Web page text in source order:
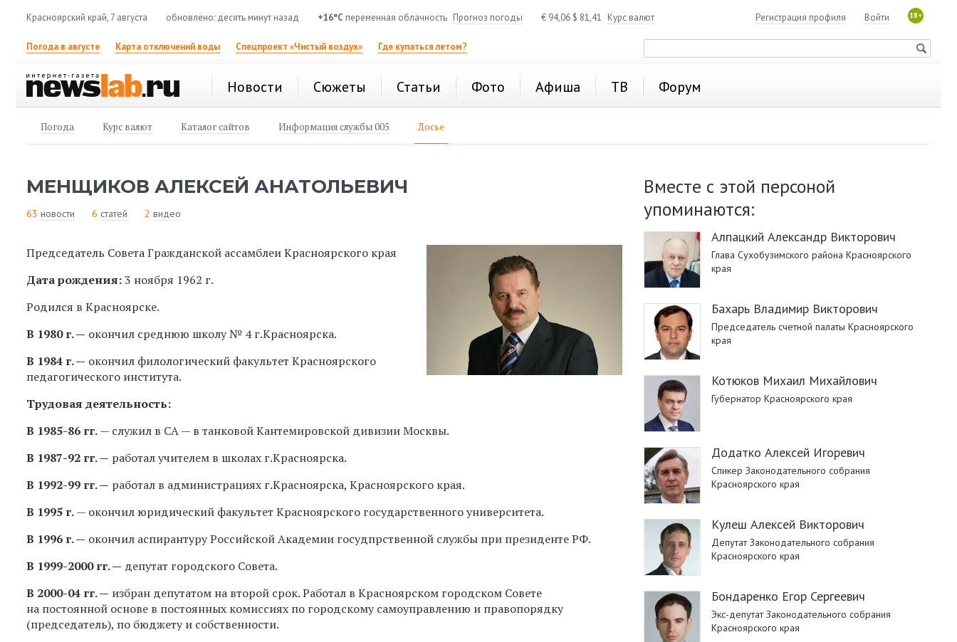
Красноярский край, 7 августа обновлено: десять минут назад +16°C переменная облачность Прогноз погоды € 94,06 $ 81,41 Курс валют 18+
Войти
Регистрация профиля
Погода в августе Карта отключений воды Спецпроект «Чистый воздух» Где купаться летом?
Новости Сюжеты Статьи Фото Афиша ТВ Форум
Погода Курс валют Каталог сайтов Информация службы 005 Досье
МЕНЩИКОВ АЛЕКСЕЙ АНАТОЛЬЕВИЧ
63 новости 6 статей 2 видео
Председатель Совета Гражданской ассамблеи Красноярского края
Дата рождения:3 ноября 1962 г.
Родился в Красноярске.
В 1980 г. — окончил среднюю школу № 4 г.Красноярска.
В 1984 г. — окончил филологический факультет Красноярского
педагогического института.
Трудовая деятельность:
В 1985-86 гг.— служил в СА — в танковой Кантемировской дивизии Москвы.
В 1987-92 гг.— работал учителем в школах г.Красноярска.
В 1992-99 гг.— работал в администрациях г.Красноярска, Красноярского края.
В 1995 г.— окончил юридический факультет Красноярского государственного университета.
В 1996 г. — окончил аспирантуру Российской Академии госудпрственной службы при президенте РФ.
В 1999-2000 гг.— депутат городского Совета.
В 2000-04 гг.— избран депутатом на второй срок. Работал в Красноярском городском Совете
на постоянной основе в постоянных комиссиях по городскому самоуправлению и правопорядку
(председатель), по бюджету и собственности.
Вместе с этой персоной
упоминаются:
Алпацкий Александр Викторович
Глава Сухобузимского района Красноярского
края
Бахарь Владимир Викторович
Председатель счетной палаты Красноярского
края
Котюков Михаил Михайлович
Губернатор Красноярского края
Додатко Алексей Игоревич
Спикер Законодательного собрания
Красноярского края
Кулеш Алексей Викторович
Депутат Законодательного собрания
Красноярского края
Бондаренко Егор Сергеевич
Экс-депутат Законодательного собрания
Красноярского края